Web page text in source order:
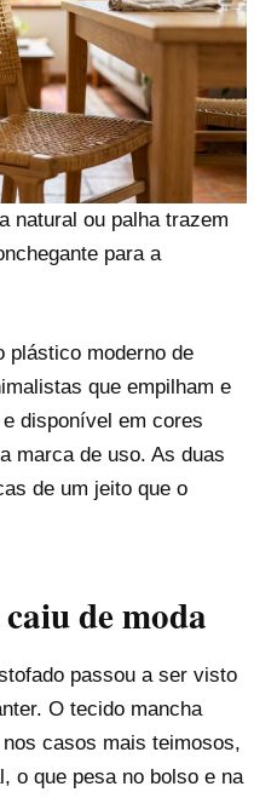
natural ou palha trazem
para a
plástico moderno de
que empilham e
disponível em cores
marca de uso. As duas
de um jeito que o
de moda
passou a ser visto
O tecido mancha
casos mais teimosos,
o que pesa no bolso e na